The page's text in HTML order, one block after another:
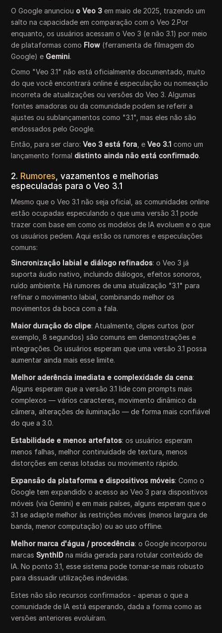
O Google anunciou o Veo 3 em maio de 2025, trazendo um
salto na capacidade em comparação com o Veo 2.Por
enquanto, os usuários acessam o Veo 3 (e não 3.1) por meio
de plataformas como Flow (ferramenta de filmagem do
Google) e Gemini.
Como "Veo 3.1" não está oficialmente documentado, muito
do que você encontrará online é especulação ou nomeação
incorreta de atualizações ou versões do Veo 3. Algumas
fontes amadoras ou da comunidade podem se referir a
ajustes ou sublançamentos como "3.1", mas eles não são
endossados pelo Google.
Então, para ser claro:Veo 3 está fora , eVeo 3.1 como um
lançamento formal distinto ainda não está confirmado.
2. Rumores, vazamentos e melhorias
especuladas para o Veo 3.1
Mesmo que o Veo 3.1 não seja oficial, as comunidades online
estão ocupadas especulando o que uma versão 3.1 pode
trazer com base em como os modelos de IA evoluem e o que
os usuários pedem. Aqui estão os rumores e especulações
comuns:
Sincronização labial e diálogo refinados: o Veo 3 já
suporta áudio nativo, incluindo diálogos, efeitos sonoros,
ruído ambiente. Há rumores de uma atualização "3.1" para
refinar o movimento labial, combinando melhor os
movimentos da boca com a fala.
Maior duração do clipe: Atualmente, clipes curtos (por
exemplo, 8 segundos) são comuns em demonstrações e
integrações. Os usuários esperam que uma versão 3.1 possa
aumentar ainda mais esse limite.
Melhor aderência imediata e complexidade da cena:
Alguns esperam que a versão 3.1 lide com prompts mais
complexos — vários caracteres, movimento dinâmico da
câmera, alterações de iluminação — de forma mais confiável
do que a 3.0.
Estabilidade e menos artefatos: os usuários esperam
menos falhas, melhor continuidade de textura, menos
distorções em cenas lotadas ou movimento rápido.
Expansão da plataforma e dispositivos móveis: Como o
Google tem expandido o acesso ao Veo 3 para dispositivos
móveis (via Gemini) e em mais países, alguns esperam que o
3.1 se adapte melhor às restrições móveis (menos largura de
banda, menor computação) ou ao uso offline.
Melhor marca d'água / procedência: o Google incorporou
marcas SynthID na mídia gerada para rotular conteúdo de
IA. No ponto 3.1, esse sistema pode tornar-se mais robusto
para dissuadir utilizações indevidas.
Estes não são recursos confirmados - apenas o que a
comunidade de IA está esperando, dada a forma como as
versões anteriores evoluíram.